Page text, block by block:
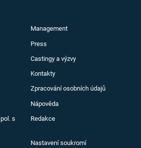
Management
Press
Castingy a výzvy
Kontakty
Zpracování osobních údajů
Nápověda
s
Redakce
Nastavení soukromí